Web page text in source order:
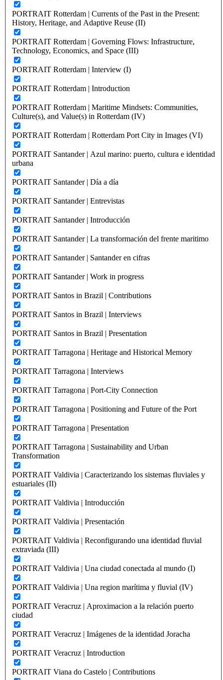
PORTRAIT Rotterdam | Currents of the Past in the Present:
History, Heritage, and Adaptive Reuse (II)
PORTRAIT Rotterdam | Governing Flows: Infrastructure,
Technology, Economics, and Space (III)
PORTRAIT Rotterdam | Interview (I)
PORTRAIT Rotterdam | Introduction
PORTRAIT Rotterdam | Maritime Mindsets: Communities,
Culture(s), and Value(s) in Rotterdam (IV)
PORTRAIT Rotterdam | Rotterdam Port City in Images (VI)
PORTRAIT Santander | Azul marino: puerto, cultura e identidad
urbana
PORTRAIT Santander | Día a día
PORTRAIT Santander | Entrevistas
PORTRAIT Santander | Introducción
PORTRAIT Santander | La transformación del frente maritimo
PORTRAIT Santander | Santander en cifras
PORTRAIT Santander | Work in progress
PORTRAIT Santos in Brazil | Contributions
PORTRAIT Santos in Brazil | Interviews
PORTRAIT Santos in Brazil | Presentation
PORTRAIT Tarragona | Heritage and Historical Memory
PORTRAIT Tarragona | Interviews
PORTRAIT Tarragona | Port-City Connection
PORTRAIT Tarragona | Positioning and Future of the Port
PORTRAIT Tarragona | Presentation
PORTRAIT Tarragona | Sustainability and Urban
Transformation
PORTRAIT Valdivia | Caracterizando los sistemas fluviales y
estuariales (II)
PORTRAIT Valdivia | Introducción
PORTRAIT Valdivia | Presentación
PORTRAIT Valdivia | Reconfigurando una identidad fluvial
extraviada (III)
PORTRAIT Valdivia | Una ciudad conectada al mundo (I)
PORTRAIT Valdivia | Una region marítima y fluvial (IV)
PORTRAIT Veracruz | Aproximacion a la relación puerto
ciudad
PORTRAIT Veracruz | Imágenes de la identidad Joracha
PORTRAIT Veracruz | Introduction
PORTRAIT Viana do Castelo | Contributions